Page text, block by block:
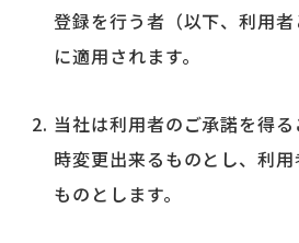
登録を行う者（以下、利用
に適用されます。
当社は利用者のご承諾を得
時変更出来るものとし、利
ものとします。